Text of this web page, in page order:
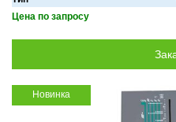
Цена по запросу
Новинка